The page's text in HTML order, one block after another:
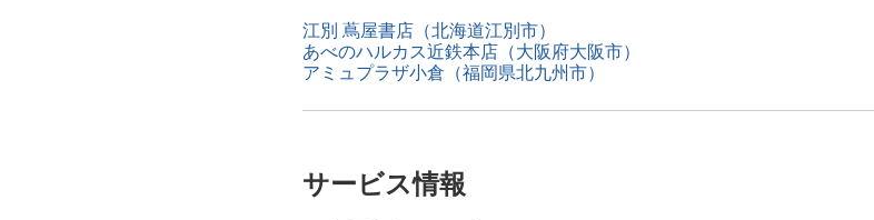
江別 蔦屋書店（北海道江別市）
あべのハルカス近鉄本店（大阪府大阪市）
アミュプラザ小倉（福岡県北九州市）
サービス情報